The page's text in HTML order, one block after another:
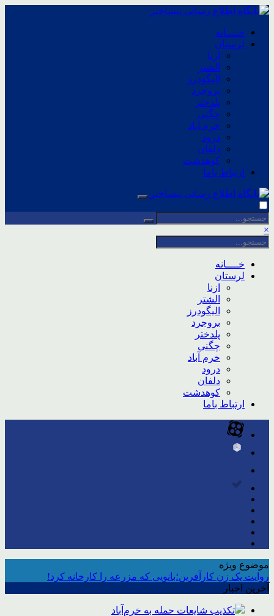
خــــانه
لرستان
ازنا
الشتر
الیگودرز
بروجرد
پلدختر
چگنی
خرم آباد
درود
دلفان
کوهدشت
ارتباط باما
×
خــــانه
لرستان
ازنا
الشتر
الیگودرز
بروجرد
پلدختر
چگنی
خرم آباد
درود
دلفان
کوهدشت
ارتباط باما
موضوع ویژه
روایت یک زن کارآفرین؛بانویی که مزرعه را کارخانه کرد!
آخرین اخبار
تکذیب شایعات حمله به خرم‌آباد